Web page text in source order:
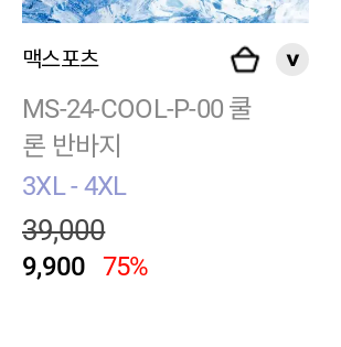
맥스포츠
MS-24-COOL-P-00 쿨
론 반바지
3XL - 4XL
39,000
9,900 75%